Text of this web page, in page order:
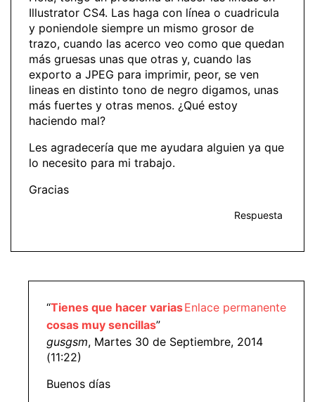
Illustrator CS4. Las haga con línea o cuadricula
y poniendole siempre un mismo grosor de
trazo, cuando las acerco veo como que quedan
más gruesas unas que otras y, cuando las
exporto a JPEG para imprimir, peor, se ven
lineas en distinto tono de negro digamos, unas
más fuertes y otras menos. ¿Qué estoy
haciendo mal?
Les agradecería que me ayudara alguien ya que
lo necesito para mi trabajo.
Gracias
Respuesta
Enlace permanente
“Tienes que hacer varias
cosas muy sencillas”
gusgsm, Martes 30 de Septiembre, 2014
(11:22)
Buenos días